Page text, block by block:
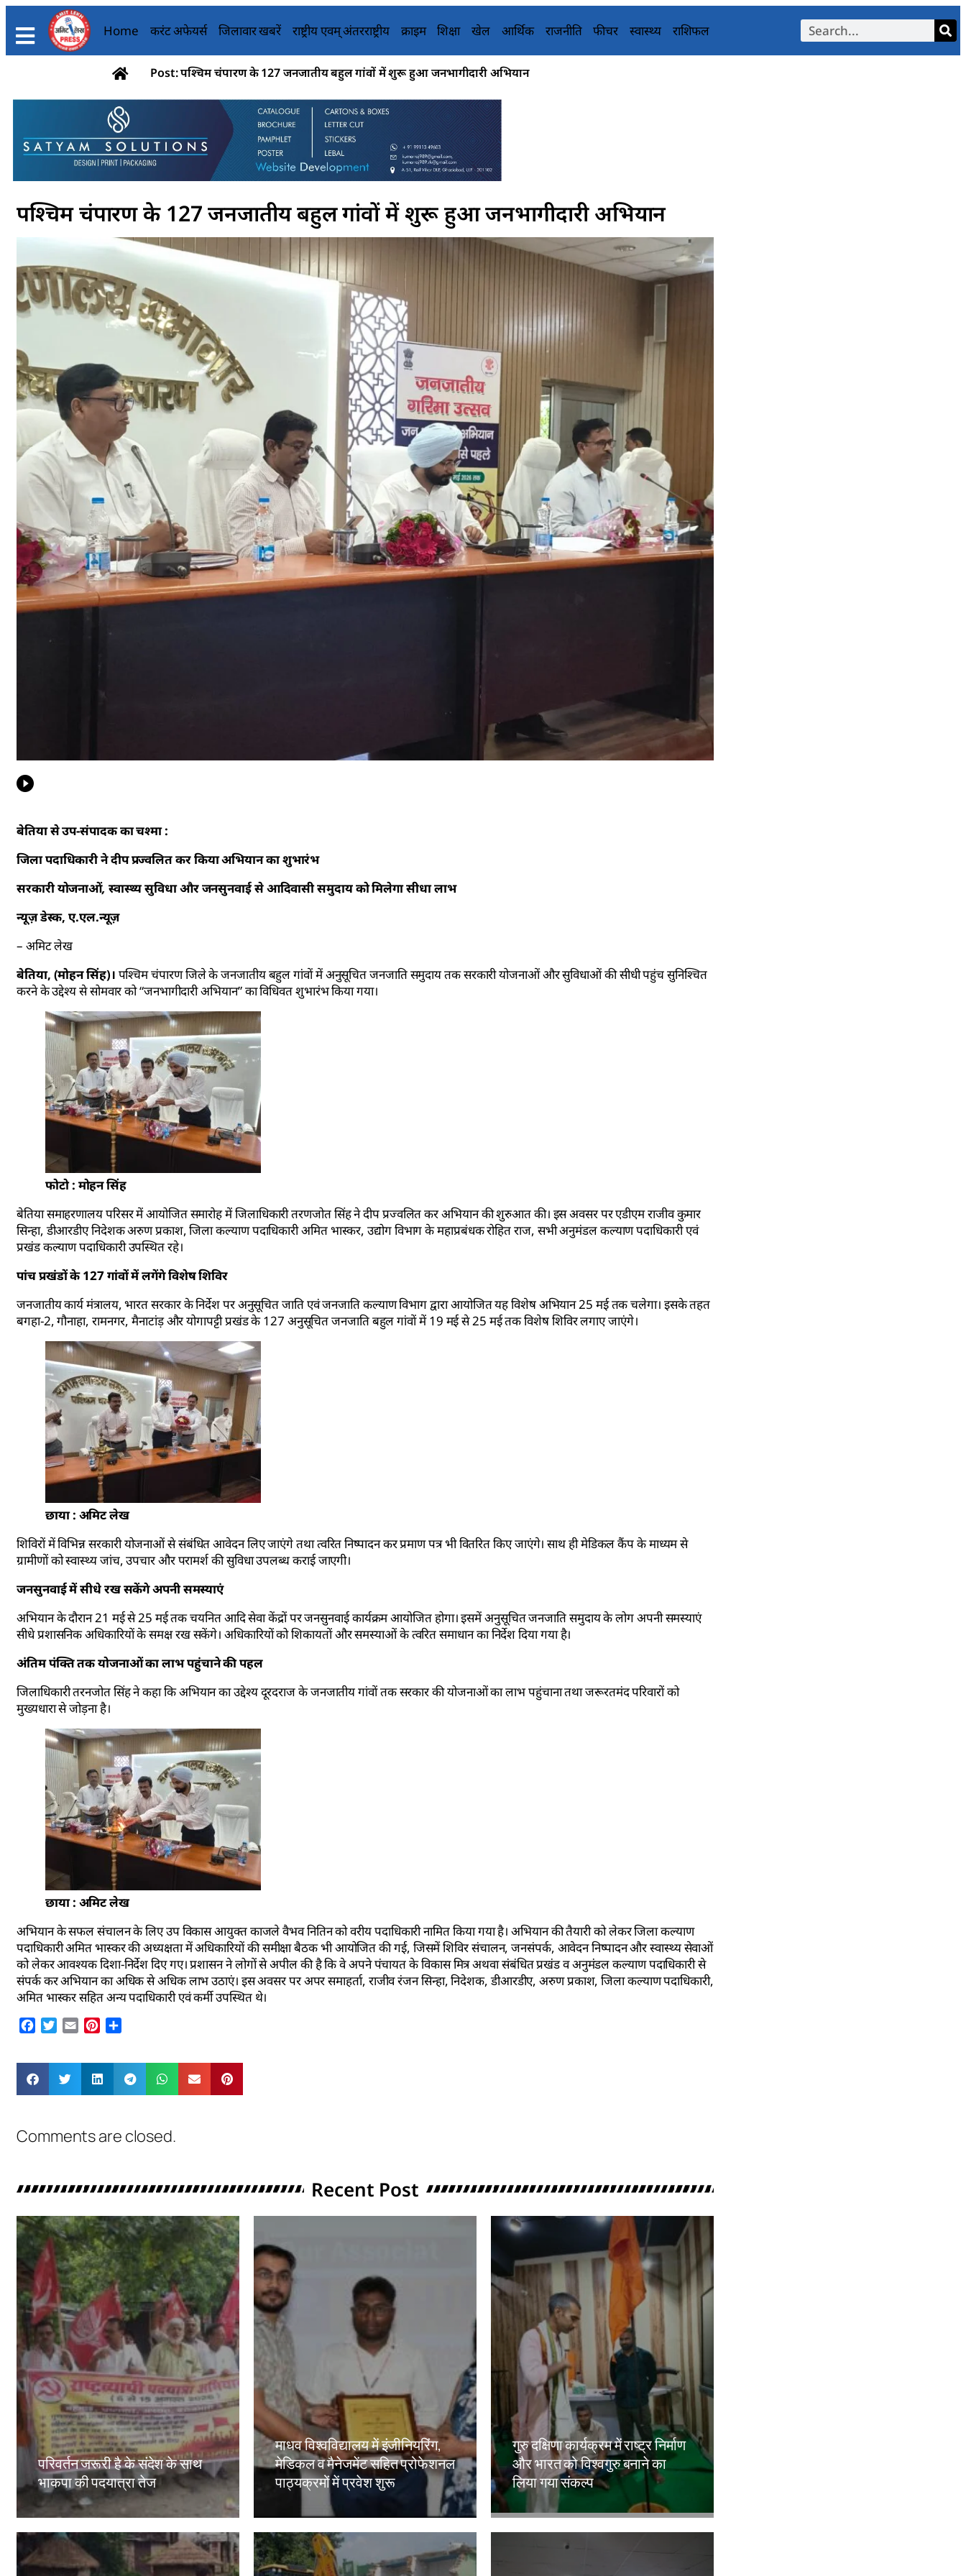
Home करंट अफेयर्स जिलावार खबरें राष्ट्रीय एवम् अंतरराष्ट्रीय क्राइम शिक्षा खेल आर्थिक राजनीति फीचर स्वास्थ्य राशिफल
Post: पश्चिम चंपारण के 127 जनजातीय बहुल गांवों में शुरू हुआ जनभागीदारी अभियान
पश्चिम चंपारण के 127 जनजातीय बहुल गांवों में शुरू हुआ जनभागीदारी अभियान
बेतिया से उप-संपादक का चश्मा :
जिला पदाधिकारी ने दीप प्रज्वलित कर किया अभियान का शुभारंभ
सरकारी योजनाओं, स्वास्थ्य सुविधा और जनसुनवाई से आदिवासी समुदाय को मिलेगा सीधा लाभ
न्यूज़ डेस्क, ए.एल.न्यूज़
– अमिट लेख
बेतिया, (मोहन सिंह)। पश्चिम चंपारण जिले के जनजातीय बहुल गांवों में अनुसूचित जनजाति समुदाय तक सरकारी योजनाओं और सुविधाओं की सीधी पहुंच सुनिश्चित
करने के उद्देश्य से सोमवार को “जनभागीदारी अभियान” का विधिवत शुभारंभ किया गया।
फोटो : मोहन सिंह
बेतिया समाहरणालय परिसर में आयोजित समारोह में जिलाधिकारी तरणजोत सिंह ने दीप प्रज्वलित कर अभियान की शुरुआत की। इस अवसर पर एडीएम राजीव कुमार
सिन्हा, डीआरडीए निदेशक अरुण प्रकाश, जिला कल्याण पदाधिकारी अमित भास्कर, उद्योग विभाग के महाप्रबंधक रोहित राज, सभी अनुमंडल कल्याण पदाधिकारी एवं
प्रखंड कल्याण पदाधिकारी उपस्थित रहे।
पांच प्रखंडों के 127 गांवों में लगेंगे विशेष शिविर
जनजातीय कार्य मंत्रालय, भारत सरकार के निर्देश पर अनुसूचित जाति एवं जनजाति कल्याण विभाग द्वारा आयोजित यह विशेष अभियान 25 मई तक चलेगा। इसके तहत
बगहा-2, गौनाहा, रामनगर, मैनाटांड़ और योगापट्टी प्रखंड के 127 अनुसूचित जनजाति बहुल गांवों में 19 मई से 25 मई तक विशेष शिविर लगाए जाएंगे।
छाया : अमिट लेख
शिविरों में विभिन्न सरकारी योजनाओं से संबंधित आवेदन लिए जाएंगे तथा त्वरित निष्पादन कर प्रमाण पत्र भी वितरित किए जाएंगे। साथ ही मेडिकल कैंप के माध्यम से
ग्रामीणों को स्वास्थ्य जांच, उपचार और परामर्श की सुविधा उपलब्ध कराई जाएगी।
जनसुनवाई में सीधे रख सकेंगे अपनी समस्याएं
अभियान के दौरान 21 मई से 25 मई तक चयनित आदि सेवा केंद्रों पर जनसुनवाई कार्यक्रम आयोजित होगा। इसमें अनुसूचित जनजाति समुदाय के लोग अपनी समस्याएं
सीधे प्रशासनिक अधिकारियों के समक्ष रख सकेंगे। अधिकारियों को शिकायतों और समस्याओं के त्वरित समाधान का निर्देश दिया गया है।
अंतिम पंक्ति तक योजनाओं का लाभ पहुंचाने की पहल
जिलाधिकारी तरनजोत सिंह ने कहा कि अभियान का उद्देश्य दूरदराज के जनजातीय गांवों तक सरकार की योजनाओं का लाभ पहुंचाना तथा जरूरतमंद परिवारों को
मुख्यधारा से जोड़ना है।
छाया : अमिट लेख
अभियान के सफल संचालन के लिए उप विकास आयुक्त काजले वैभव नितिन को वरीय पदाधिकारी नामित किया गया है। अभियान की तैयारी को लेकर जिला कल्याण
पदाधिकारी अमित भास्कर की अध्यक्षता में अधिकारियों की समीक्षा बैठक भी आयोजित की गई, जिसमें शिविर संचालन, जनसंपर्क, आवेदन निष्पादन और स्वास्थ्य सेवाओं
को लेकर आवश्यक दिशा-निर्देश दिए गए। प्रशासन ने लोगों से अपील की है कि वे अपने पंचायत के विकास मित्र अथवा संबंधित प्रखंड व अनुमंडल कल्याण पदाधिकारी से
संपर्क कर अभियान का अधिक से अधिक लाभ उठाएं। इस अवसर पर अपर समाहर्ता, राजीव रंजन सिन्हा, निदेशक, डीआरडीए, अरुण प्रकाश, जिला कल्याण पदाधिकारी,
अमित भास्कर सहित अन्य पदाधिकारी एवं कर्मी उपस्थित थे।
Facebook
Twitter
Email Pinterest
Comments are closed.
Recent Post
परिवर्तन जरूरी है के संदेश के साथ
भाकपा की पदयात्रा तेज
Amit Lekh
माधव विश्वविद्यालय में इंजीनियरिंग,
मेडिकल व मैनेजमेंट सहित प्रोफेशनल
पाठ्यक्रमों में प्रवेश शुरू
गुरु दक्षिणा कार्यक्रम में राष्ट्र निर्माण
और भारत को विश्वगुरु बनाने का
लिया गया संकल्प
Amit Lekh